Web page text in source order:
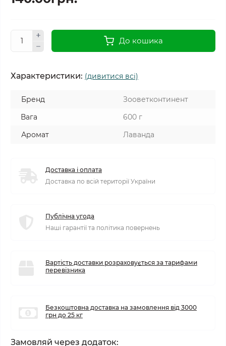
До кошика
Характеристики: (дивитися всі)
Бренд
Зооветконтинент
Вага
600 г
Аромат
Лаванда
Доставка і оплата
Доставка по всій території України
Публічна угода
Наші гарантії та політика повернень
Вартість доставки розраховується за тарифами
перевізника
Безкоштовна доставка на замовлення від 3000
грн до 25 кг
Замовляй через додаток: